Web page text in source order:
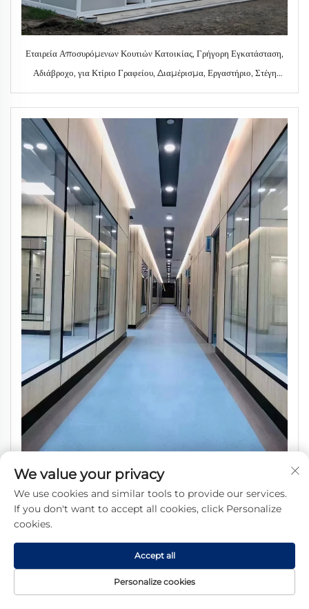
Εταιρεία Αποσυρόμενων Κουτιών Κατοικίας, Γρήγορη Εγκατάσταση,
Αδιάβροχο, για Κτίριο Γραφείου, Διαμέρισμα, Εργαστήριο, Στέγη
Εργοτάξιου
Νέα Παράθυρα Καθαρού Δωματίου SHARBON, Σύμφωνα με τα
Πρότυπα GMP για Βιομηχανική/Εργαστηριακή/Ιατρική Χρήση, Από
We value your privacy
We use cookies and similar tools to provide our services.
If you don't want to accept all cookies, click Personalize
cookies.
Personalize cookies
Accept all